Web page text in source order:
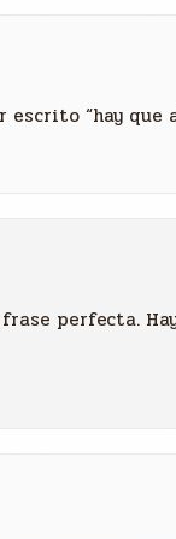
“hay que
perfecta.